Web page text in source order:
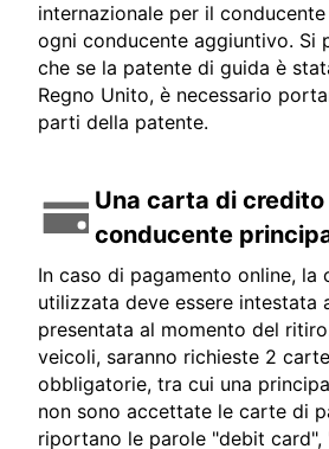
internazionale per il
ogni conducente aggiuntivo. Si
che se la patente di guida è
Regno Unito, è necessario
parti della patente.
Una carta di credito
conducente
In caso di pagamento online, la
utilizzata deve essere intestata
presentata al momento del
veicoli, saranno richieste 2
obbligatorie, tra cui una
non sono accettate le carte di
riportano le parole "debit card",